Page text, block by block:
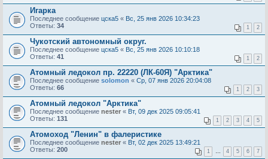
Игарка
Последнее сообщение цска5 « Вс, 25 янв 2026 10:34:23
Ответы: 34 1 2
Чукотский автономный округ.
Последнее сообщение цска5 « Вс, 25 янв 2026 10:10:18
Ответы: 41 1 2
Атомный ледокол пр. 22220 (ЛК-60Я) "Арктика"
Последнее сообщение solomon « Ср, 07 янв 2026 20:04:08
Ответы: 66 1 2 3
Атомный ледокол "Арктика"
Последнее сообщение nester « Вт, 09 дек 2025 09:05:41
Ответы: 131 1 2 3 4 5
Атомоход "Ленин" в фалеристике
Последнее сообщение nester « Вт, 02 дек 2025 13:49:21
Ответы: 200 1 4 5 6 7